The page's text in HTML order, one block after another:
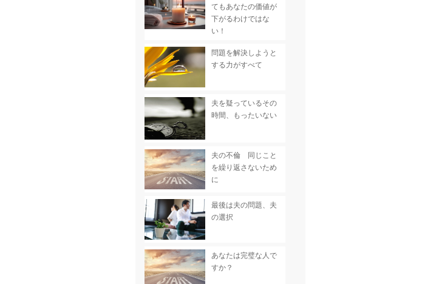
てもあなたの価値が
下がるわけではな
い！
問題を解決しようと
する力がすべて
夫を疑っているその
時間、もったいない
夫の不倫 同じこと
を繰り返さないため
に
最後は夫の問題、夫
の選択
あなたは完璧な人で
すか？